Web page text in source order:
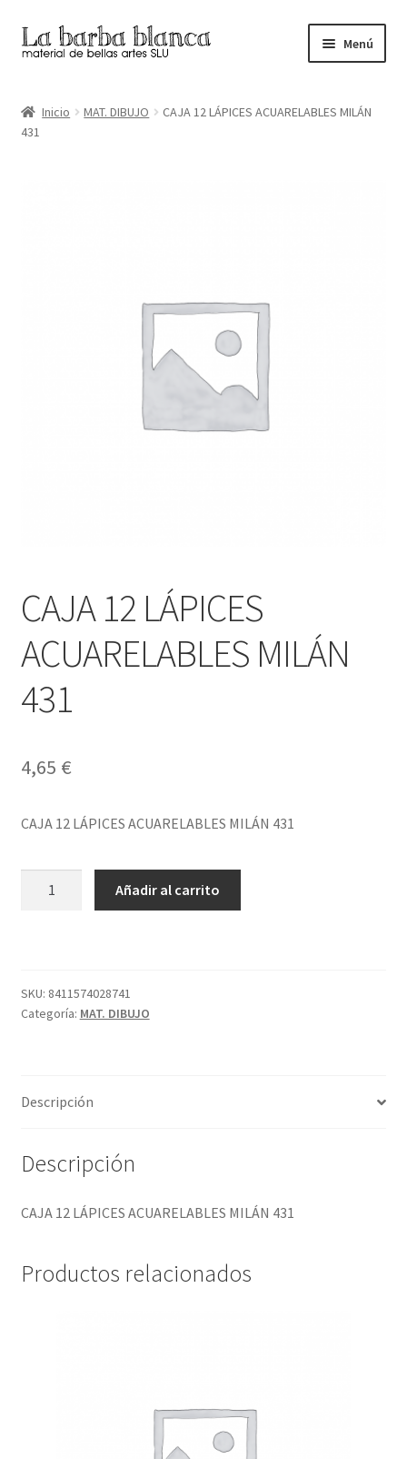
Ir
a
navegación
Ir
al
Menú
Carrito
Inicio MAT. DIBUJO
CAJA 12 LÁPICES ACUARELABLES MILÁN
431
CAJA 12 LÁPICES
ACUARELABLES MILÁN
431
4,65 €
CAJA 12 LÁPICES ACUARELABLES MILÁN 431
431
cantidad
Añadir al carrito
SKU: 8411574028741
Categoría: MAT. DIBUJO
Descripción
Descripción
CAJA 12 LÁPICES ACUARELABLES MILÁN 431
Productos relacionados